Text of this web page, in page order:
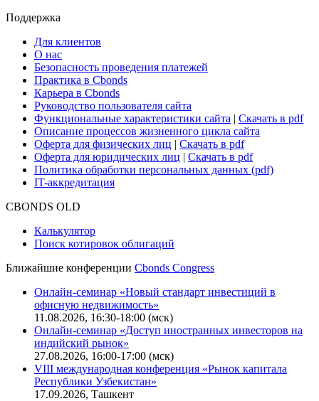
Поддержка
Для клиентов
О нас
Безопасность проведения платежей
Практика в Cbonds
Карьера в Cbonds
Руководство пользователя сайта
Функциональные характеристики сайта | Скачать в pdf
Описание процессов жизненного цикла сайта
Оферта для физических лиц | Скачать в pdf
Оферта для юридических лиц | Скачать в pdf
Политика обработки персональных данных (pdf)
IT-аккредитация
CBONDS OLD
Калькулятор
Поиск котировок облигаций
Ближайшие конференции Cbonds Congress
Онлайн-семинар «Новый стандарт инвестиций в
офисную недвижимость»
11.08.2026, 16:30-18:00 (мск)
Онлайн-семинар «Доступ иностранных инвесторов на
индийский рынок»
27.08.2026, 16:00-17:00 (мск)
VIII международная конференция «Рынок капитала
Республики Узбекистан»
17.09.2026, Ташкент